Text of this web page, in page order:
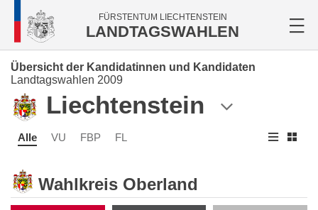
FÜRSTENTUM LIECHTENSTEIN
LANDTAGSWAHLEN
Übersicht der Kandidatinnen und Kandidaten
Landtagswahlen 2009
Liechtenstein
Alle VU FBP FL
Wahlkreis Oberland